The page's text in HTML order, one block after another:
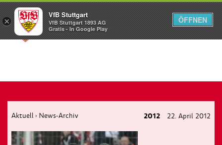
Menü
Aktuell › News-Archiv 2012 22. April 2012
×
VfB Stuttgart
VfB Stuttgart 1893 AG
Gratis - In Google Play
ÖFFNEN